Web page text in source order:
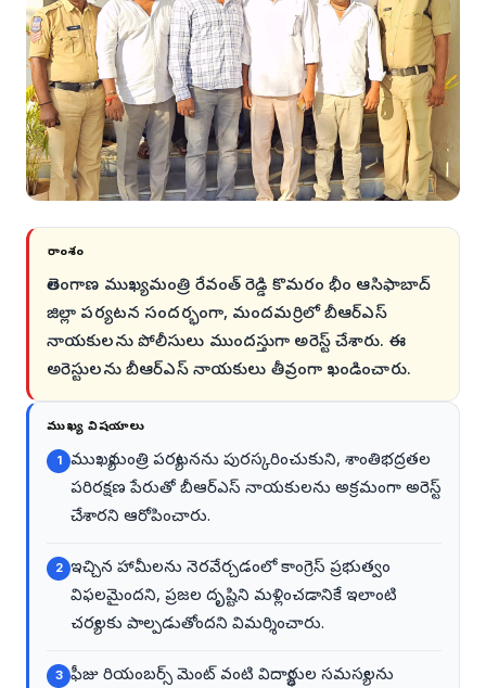
సారాంశం
తెలంగాణ ముఖ్యమంత్రి రేవంత్ రెడ్డి కొమరం భీం ఆసిఫాబాద్
జిల్లా పర్యటన సందర్భంగా, మందమర్రిలో బీఆర్ఎస్
నాయకులను పోలీసులు ముందస్తుగా అరెస్ట్ చేశారు. ఈ
అరెస్టులను బీఆర్ఎస్ నాయకులు తీవ్రంగా ఖండించారు.
ముఖ్య విషయాలు
1
ముఖ్యమంత్రి పర్యటనను పురస్కరించుకుని, శాంతిభద్రతల
పరిరక్షణ పేరుతో బీఆర్ఎస్ నాయకులను అక్రమంగా అరెస్ట్
చేశారని ఆరోపించారు.
2 ఇచ్చిన హామీలను నెరవేర్చడంలో కాంగ్రెస్ ప్రభుత్వం
విఫలమైందని, ప్రజల దృష్టిని మళ్లించడానికే ఇలాంటి
చర్యలకు పాల్పడుతోందని విమర్శించారు.
3 ఫీజు రియంబర్స్ మెంట్ వంటి విద్యార్థుల సమస్యలను